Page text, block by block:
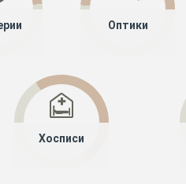
Оптики
Хосписи